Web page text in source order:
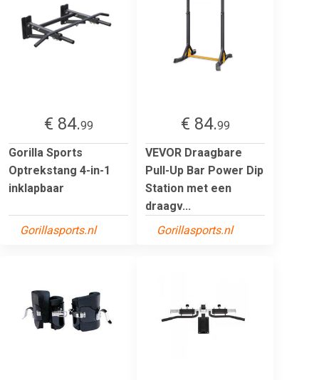
€ 84.99
Gorilla Sports
Optrekstang 4-in-1
inklapbaar
Gorillasports.nl
€ 84.99
VEVOR Draagbare
Pull-Up Bar Power Dip
Station met een
draagv...
Gorillasports.nl